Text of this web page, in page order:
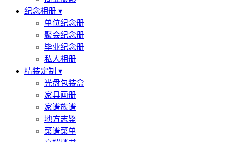
纪念相册 ▾
单位纪念册
聚会纪念册
毕业纪念册
私人相册
精装定制 ▾
光盘包装盒
家具画册
家谱族谱
地方志鉴
菜谱菜单